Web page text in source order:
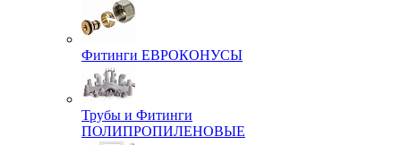
Фитинги ЕВРОКОНУСЫ
Трубы и Фитинги
ПОЛИПРОПИЛЕНОВЫЕ